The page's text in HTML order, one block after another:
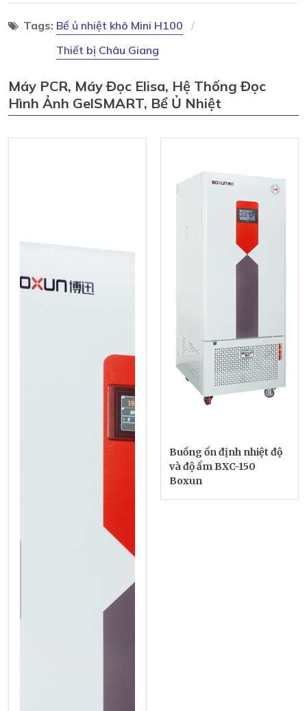
Tags: Bể ủ nhiệt khô Mini H100
Thiết bị Châu Giang
Máy PCR, Máy Đọc Elisa, Hệ Thống Đọc
Hình Ảnh GelSMART, Bể Ủ Nhiệt
Buồng ổn định nhiệt độ
và độ ẩm BXC-150
Boxun